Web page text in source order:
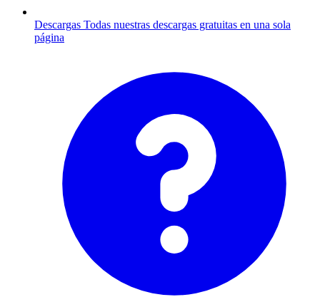
Descargas Todas nuestras descargas gratuitas en una sola
página